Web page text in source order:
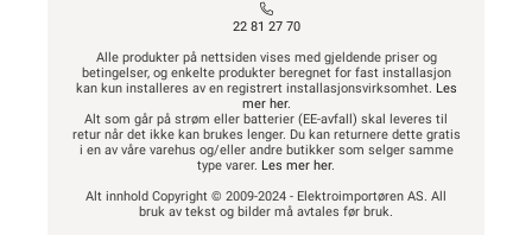
22 81 27 70
Alle produkter på nettsiden vises med gjeldende priser og
betingelser, og enkelte produkter beregnet for fast installasjon
kan kun installeres av en registrert installasjonsvirksomhet. Les
mer her.
Alt som går på strøm eller batterier (EE-avfall) skal leveres til
retur når det ikke kan brukes lenger. Du kan returnere dette gratis
i en av våre varehus og/eller andre butikker som selger samme
type varer. Les mer her.
Alt innhold Copyright © 2009-2024 - Elektroimportøren AS. All
bruk av tekst og bilder må avtales før bruk.